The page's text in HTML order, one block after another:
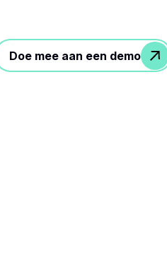
Doe mee aan een demo